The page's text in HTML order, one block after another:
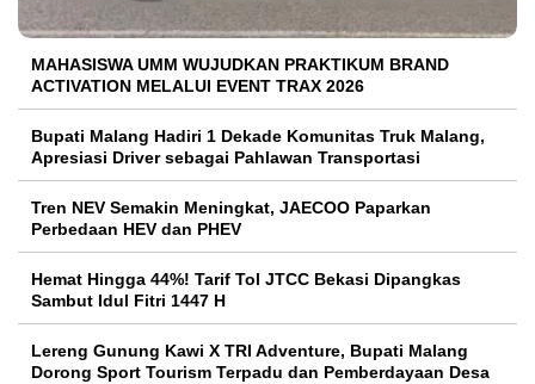
MAHASISWA UMM WUJUDKAN PRAKTIKUM BRAND
ACTIVATION MELALUI EVENT TRAX 2026
Bupati Malang Hadiri 1 Dekade Komunitas Truk Malang,
Apresiasi Driver sebagai Pahlawan Transportasi
Tren NEV Semakin Meningkat, JAECOO Paparkan
Perbedaan HEV dan PHEV
Hemat Hingga 44%! Tarif Tol JTCC Bekasi Dipangkas
Sambut Idul Fitri 1447 H
Lereng Gunung Kawi X TRI Adventure, Bupati Malang
Dorong Sport Tourism Terpadu dan Pemberdayaan Desa